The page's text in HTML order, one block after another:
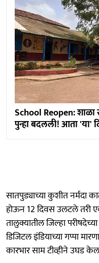
School Reopen: शाळा
पुन्हा बदलली! आता 'या'
सातपुड्याच्या कुशीत नर्मदा
होऊन 12 दिवस उलटले तरी
तालुक्यातील जिल्हा
डिजिटल इंडियाच्या गप्पा
कारभार साम टीव्हीने उघड